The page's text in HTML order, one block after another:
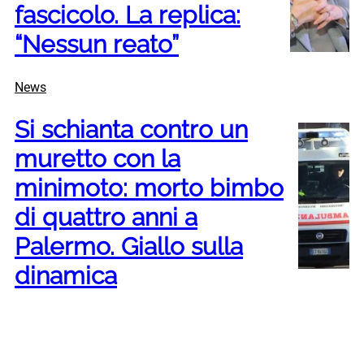
fascicolo. La replica:
“Nessun reato”
News
Si schianta contro un
muretto con la
minimoto: morto bimbo
di quattro anni a
Palermo. Giallo sulla
dinamica